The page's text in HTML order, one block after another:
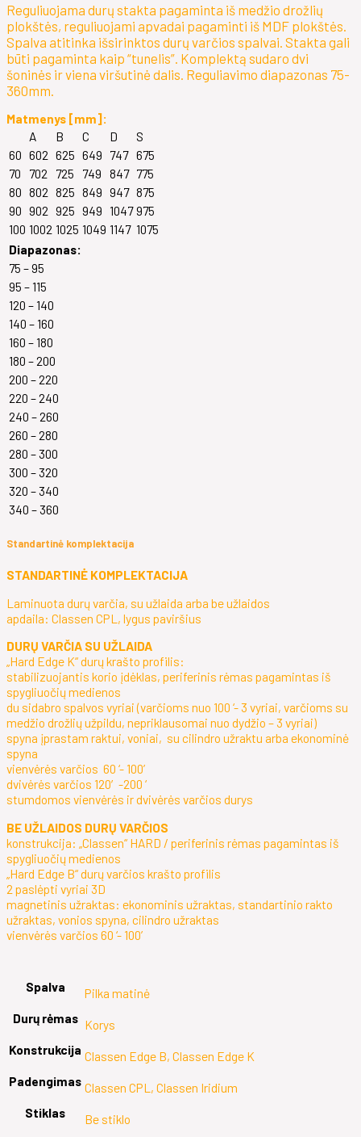
Reguliuojama durų stakta pagaminta iš medžio drožlių
plokštės, reguliuojami apvadai pagaminti iš MDF plokštės.
Spalva atitinka išsirinktos durų varčios spalvai. Stakta gali
būti pagaminta kaip “tunelis”. Komplektą sudaro dvi
šoninės ir viena viršutinė dalis. Reguliavimo diapazonas 75-
360mm.
Matmenys [mm]:
A
B C D
S
60 602 625 649 747 675
70
702 725 749 847 775
80 802 825 849 947 875
90 902 925 949 1047 975
100 1002 1025 1049 1147 1075
Diapazonas:
75 – 95
95 – 115
120 – 140
140 – 160
160 – 180
180 – 200
200 – 220
220 – 240
240 – 260
260 – 280
280 – 300
300 – 320
320 – 340
340 – 360
Standartinė komplektacija
STANDARTINĖ KOMPLEKTACIJA
Laminuota durų varčia, su užlaida arba be užlaidos
apdaila: Classen CPL, lygus paviršius
DURŲ VARČIA SU UŽLAIDA
„Hard Edge K“ durų krašto profilis:
stabilizuojantis korio įdėklas, periferinis rėmas pagamintas iš
spygliuočių medienos
du sidabro spalvos vyriai (varčioms nuo 100 ‘- 3 vyriai, varčioms su
medžio drožlių užpildu, nepriklausomai nuo dydžio – 3 vyriai)
spyna įprastam raktui, voniai, su cilindro užraktu arba ekonominė
spyna
vienvėrės varčios 60 ‘- 100’
dvivėrės varčios 120′-200 ‘
stumdomos vienvėrės ir dvivėrės varčios durys
BE UŽLAIDOS DURŲ VARČIOS
konstrukcija: „Classen“ HARD / periferinis rėmas pagamintas iš
spygliuočių medienos
„Hard Edge B“ durų varčios krašto profilis
2 paslėpti vyriai 3D
magnetinis užraktas: ekonominis užraktas, standartinio rakto
užraktas, vonios spyna, cilindro užraktas
vienvėrės varčios 60 ‘- 100’
Spalva
Pilka matinė
Durų rėmas Korys
Konstrukcija Classen Edge B, Classen Edge K
Padengimas Classen CPL, Classen Iridium
Stiklas
Be stiklo